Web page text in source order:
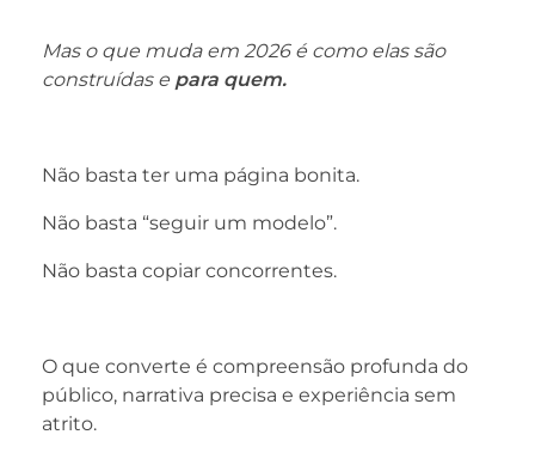
Mas o que muda em 2026 é como elas são
construídas e para quem.
Não basta ter uma página bonita.
Não basta “seguir um modelo”.
Não basta copiar concorrentes.
O que converte é compreensão profunda do
público, narrativa precisa e experiência sem
atrito.